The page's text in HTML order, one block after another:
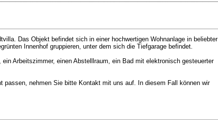
Das Objekt befindet sich in einer hochwertigen Wohnanlage in beliebter
Innenhof gruppieren, unter dem sich die Tiefgarage befindet.
Arbeitszimmer, einen Abstelllraum, ein Bad mit elektronisch gesteuerter
passen, nehmen Sie bitte Kontakt mit uns auf. In diesem Fall können wir